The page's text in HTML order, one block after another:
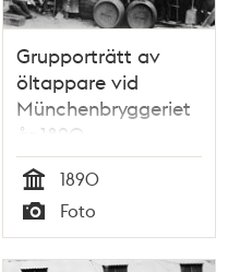
Grupporträtt av
öltappare vid
Münchenbryggeriet
år 1890.
Tid
1890
Typ
Foto